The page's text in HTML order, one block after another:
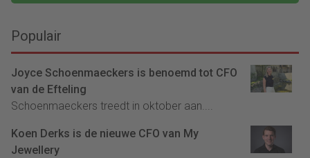
Populair
Joyce Schoenmaeckers is benoemd tot CFO
van de Efteling
Schoenmaeckers treedt in oktober aan....
Koen Derks is de nieuwe CFO van My
Jewellery